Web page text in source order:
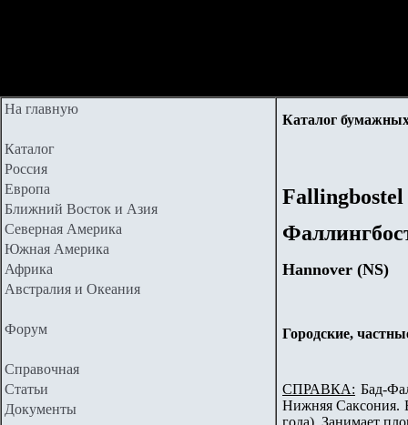
На главную
Каталог
Россия
Европа
Ближний Восток и Азия
Северная Америка
Южная Америка
Африка
Австралия и Океания
Форум
Справочная
Статьи
Документы
Каталог
Fallingbostel
Hannover (NS)
Городские,
СПРАВКА: Бад-
Нижняя Саксония.
года). Занимает